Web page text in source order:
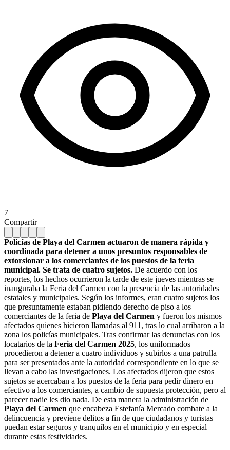
7
Compartir
Policías de Playa del Carmen actuaron de manera rápida y
coordinada para detener a unos presuntos responsables de
extorsionar a los comerciantes de los puestos de la feria
municipal. Se trata de cuatro sujetos. De acuerdo con los
reportes, los hechos ocurrieron la tarde de este jueves mientras se
inauguraba la Feria del Carmen con la presencia de las autoridades
estatales y municipales. Según los informes, eran cuatro sujetos los
que presuntamente estaban pidiendo derecho de piso a los
comerciantes de la feria de Playa del Carmen y fueron los mismos
afectados quienes hicieron llamadas al 911, tras lo cual arribaron a la
zona los policías municipales. Tras confirmar las denuncias con los
locatarios de la Feria del Carmen 2025, los uniformados
procedieron a detener a cuatro individuos y subirlos a una patrulla
para ser presentados ante la autoridad correspondiente en lo que se
llevan a cabo las investigaciones. Los afectados dijeron que estos
sujetos se acercaban a los puestos de la feria para pedir dinero en
efectivo a los comerciantes, a cambio de supuesta protección, pero al
parecer nadie les dio nada. De esta manera la administración de
Playa del Carmen que encabeza Estefanía Mercado combate a la
delincuencia y previene delitos a fin de que ciudadanos y turistas
puedan estar seguros y tranquilos en el municipio y en especial
durante estas festividades.